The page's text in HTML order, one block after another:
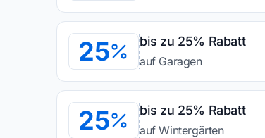
25 bis zu 25% Rabatt
auf Garagen
25 bis zu 25% Rabatt
auf Wintergärten